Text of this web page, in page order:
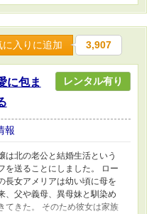
に入りに追加 3,907
に包ま
レンタル有り
報
は北の老公と結婚生活という
を送ることにしました。 ロー
長女アメリアは幼い頃に母を
、父や義母、異母妹と馴染め
てきた。 そのため彼女は家族